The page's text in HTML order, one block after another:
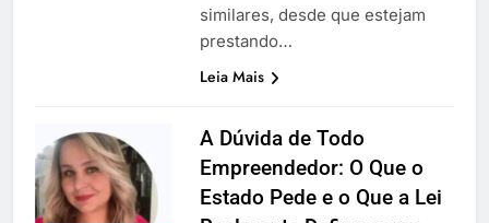
similares, desde que estejam
prestando…
Leia Mais
A Dúvida de Todo
Empreendedor: O Que o
Estado Pede e o Que a Lei